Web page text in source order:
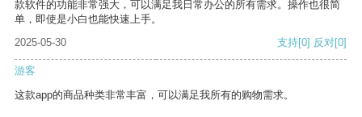
款软件的功能非常强大，可以满足我日常办公的所有需求。操作也很简
单，即使是小白也能快速上手。
2025-05-30
支持[0] 反对[0]
游客
这款app的商品种类非常丰富，可以满足我所有的购物需求。